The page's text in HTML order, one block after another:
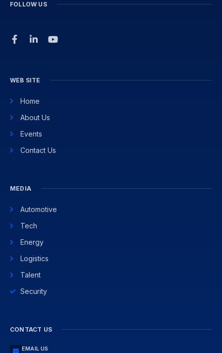
FOLLOW US
WEB SITE
Home
About Us
Events
Contact Us
MEDIA
Automotive
Tech
Energy
Logistics
Talent
Security
CONTACT US
EMAIL US